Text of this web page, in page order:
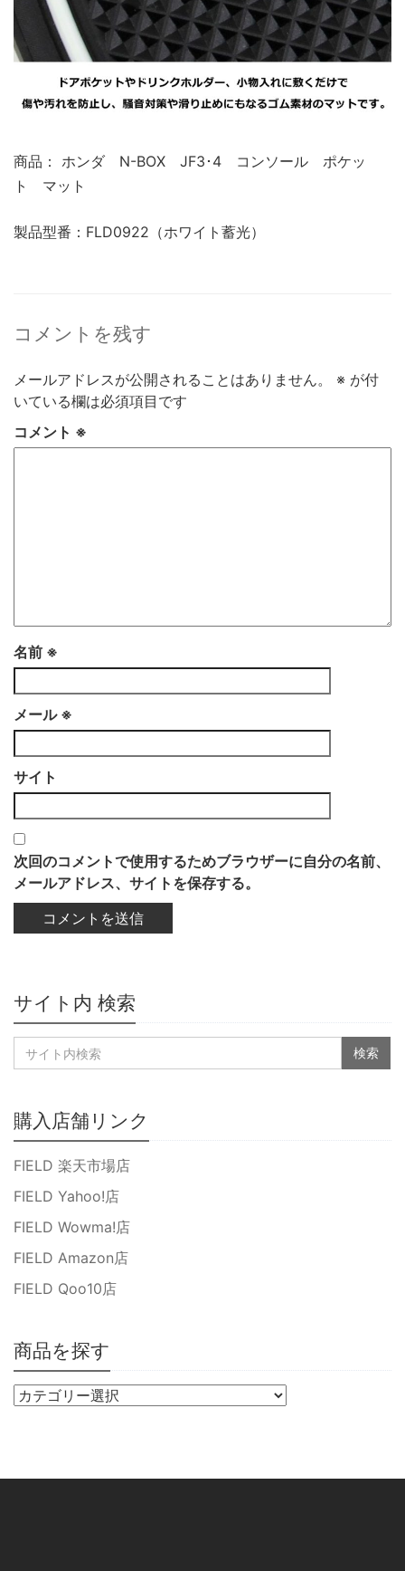
商品： ホンダ N-BOX JF3･4 コンソール ポケッ
ト マット
製品型番：FLD0922（ホワイト蓄光）
コメントを残す
メールアドレスが公開されることはありません。 ※ が付
いている欄は必須項目です
コメント ※
名前 ※
メール ※
サイト
次回のコメントで使用するためブラウザーに自分の名前、
メールアドレス、サイトを保存する。
サイト内 検索
購入店舗リンク
FIELD 楽天市場店
FIELD Yahoo!店
FIELD Wowma!店
FIELD Amazon店
FIELD Qoo10店
商品を探す